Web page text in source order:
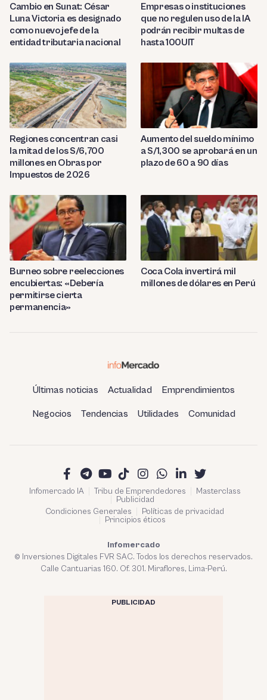
Cambio en Sunat: César
Luna Victoria es designado
como nuevo jefe de la
entidad tributaria nacional
Empresas o instituciones
que no regulen uso de la IA
podrán recibir multas de
hasta 100UIT
Regiones concentran casi
la mitad de los S/6,700
millones en Obras por
Impuestos de 2026
Aumento del sueldo mínimo
a S/1,300 se aprobará en un
plazo de 60 a 90 días
Burneo sobre reelecciones
encubiertas: «Debería
permitirse cierta
permanencia»
Coca Cola invertirá mil
millones de dólares en Perú
Últimas noticias Actualidad Emprendimientos
Negocios Tendencias Utilidades Comunidad
Infomercado IA Tribu de Emprendedores
Masterclass
Publicidad
Condiciones Generales
Políticas de privacidad
Principios éticos
Infomercado
© Inversiones Digitales FVR SAC. Todos los derechos reservados.
Calle Cantuarias 160. Of. 301. Miraflores, Lima-Perú.
PUBLICIDAD